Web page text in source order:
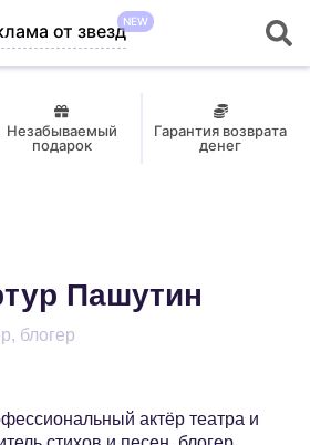
от звездNEW
Незабываемый
подарок
Гарантия возврата
денег
Пашутин
блогер
актёр театра и